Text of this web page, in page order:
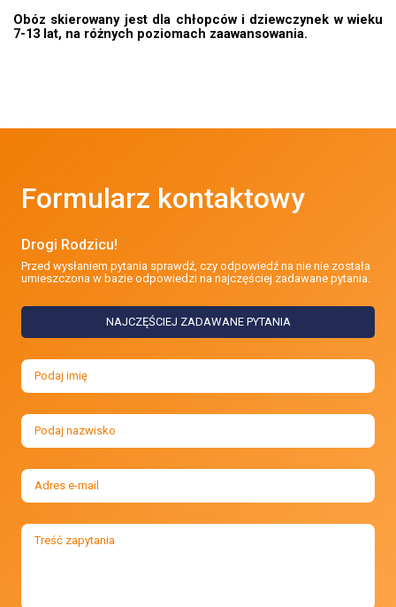
Obóz skierowany jest dla chłopców i dziewczynek w wieku
7-13 lat, na różnych poziomach zaawansowania.
Formularz kontaktowy
Drogi Rodzicu!
Przed wysłaniem pytania sprawdź, czy odpowiedź na nie nie została
umieszczona w bazie odpowiedzi na najczęściej zadawane pytania.
NAJCZĘŚCIEJ ZADAWANE PYTANIA